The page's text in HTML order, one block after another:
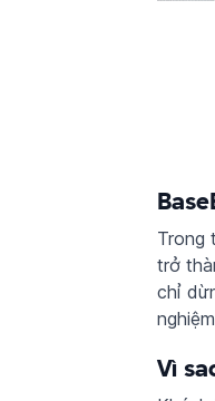
Trong
trở
chỉ
Vì